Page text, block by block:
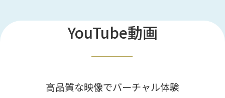
YouTube動画
高品質な映像でバーチャル体験